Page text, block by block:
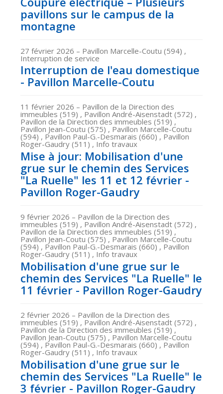
pavillons sur le campus de la
montagne
27 février 2026 – Pavillon Marcelle-Coutu (594) ,
Interruption de service
Interruption de l'eau domestique
- Pavillon Marcelle-Coutu
11 février 2026 – Pavillon de la Direction des
immeubles (519) , Pavillon André-Aisenstadt (572) ,
Pavillon de la Direction des immeubles (519) ,
Pavillon Jean-Coutu (575) , Pavillon Marcelle-Coutu
(594) , Pavillon Paul-G.-Desmarais (660) , Pavillon
Roger-Gaudry (511) , Info travaux
Mise à jour: Mobilisation d'une
grue sur le chemin des Services
"La Ruelle" les 11 et 12 février -
Pavillon Roger-Gaudry
9 février 2026 – Pavillon de la Direction des
immeubles (519) , Pavillon André-Aisenstadt (572) ,
Pavillon de la Direction des immeubles (519) ,
Pavillon Jean-Coutu (575) , Pavillon Marcelle-Coutu
(594) , Pavillon Paul-G.-Desmarais (660) , Pavillon
Roger-Gaudry (511) , Info travaux
Mobilisation d'une grue sur le
chemin des Services "La Ruelle" le
11 février - Pavillon Roger-Gaudry
2 février 2026 – Pavillon de la Direction des
immeubles (519) , Pavillon André-Aisenstadt (572) ,
Pavillon de la Direction des immeubles (519) ,
Pavillon Jean-Coutu (575) , Pavillon Marcelle-Coutu
(594) , Pavillon Paul-G.-Desmarais (660) , Pavillon
Roger-Gaudry (511) , Info travaux
Mobilisation d'une grue sur le
chemin des Services "La Ruelle" le
3 février - Pavillon Roger-Gaudry